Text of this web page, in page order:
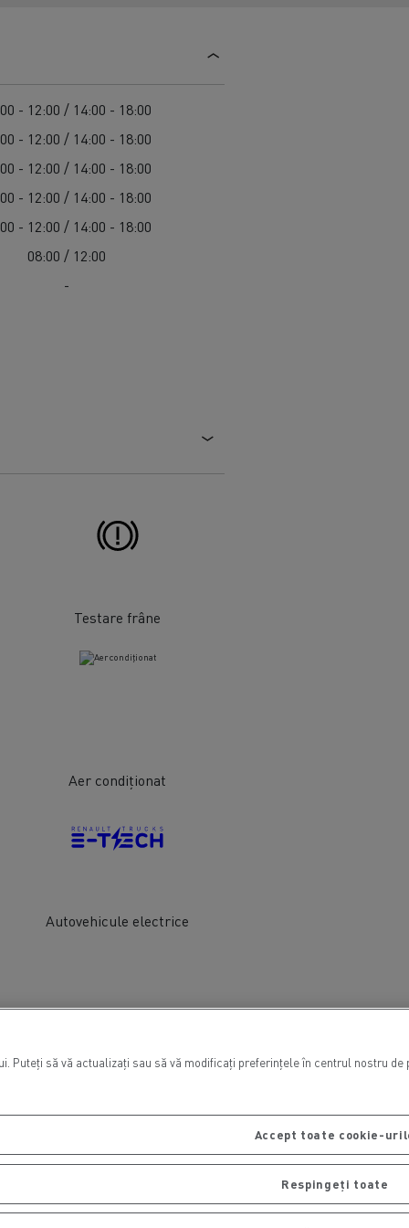
Pentru livrare
Managementul flotei și al energiei
Cursuri pentru șoferi
Feldschlösschen - Carlsberg
- 12:00 / 14:00 - 18:00
- 12:00 / 14:00 - 18:00
- 12:00 / 14:00 - 18:00
- 12:00 / 14:00 - 18:00
- 12:00 / 14:00 - 18:00
08:00 / 12:00
-
Testare frâne
Aer condiționat
Autovehicule electrice
să vă actualizați sau să vă modificați preferințele în centrul nostru
Accept toate cookie-
Respingeți toate